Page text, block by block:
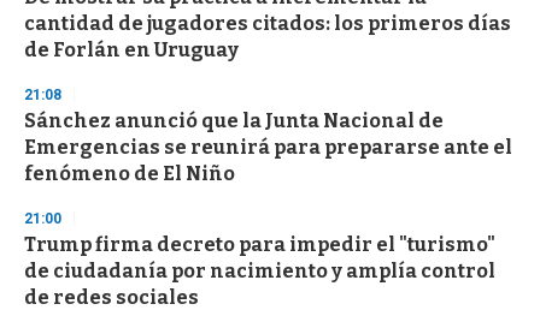
c
o
d
s
cantidad de jugadores citados: los primeros días
de Forlán en Uruguay
21:08
Sánchez anunció que la Junta Nacional de
Emergencias se reunirá para prepararse ante el
fenómeno de El Niño
21:00
Trump firma decreto para impedir el "turismo"
de ciudadanía por nacimiento y amplía control
de redes sociales